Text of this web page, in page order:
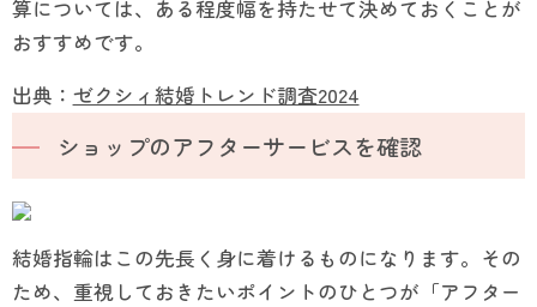
算については、ある程度幅を持たせて決めておくことが
おすすめです。
出典： ゼクシィ結婚トレンド調査2024
ショップのアフターサービスを確認
結婚指輪はこの先長く身に着けるものになります。その
ため、重視しておきたいポイントのひとつが「アフター